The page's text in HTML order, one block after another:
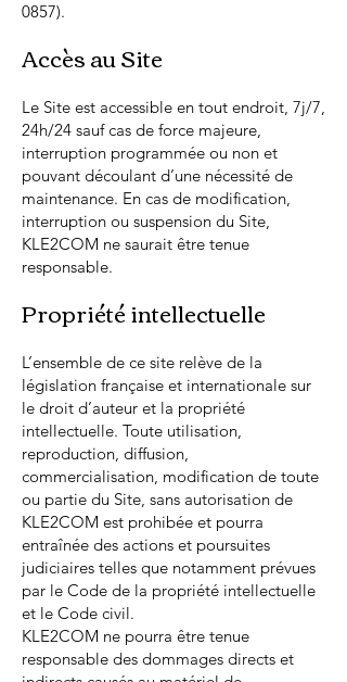
0857).
Accès au Site
Le Site est accessible en tout endroit, 7j/7,
24h/24 sauf cas de force majeure,
interruption programmée ou non et
pouvant découlant d’une nécessité de
maintenance. En cas de modification,
interruption ou suspension du Site,
KLE2COM ne saurait être tenue
responsable.
Propriété intellectuelle
L’ensemble de ce site relève de la
législation française et internationale sur
le droit d’auteur et la propriété
intellectuelle. Toute utilisation,
reproduction, diffusion,
commercialisation, modification de toute
ou partie du Site, sans autorisation de
KLE2COM est prohibée et pourra
entraînée des actions et poursuites
judiciaires telles que notamment prévues
par le Code de la propriété intellectuelle
et le Code civil.
KLE2COM ne pourra être tenue
responsable des dommages directs et